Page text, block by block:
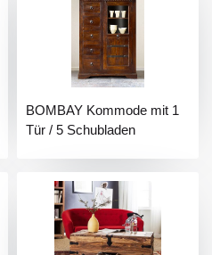
BOMBAY Kommode mit 1
Tür / 5 Schubladen